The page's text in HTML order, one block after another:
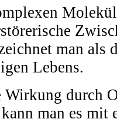
man als
Lebens.
Wirkung durch
man es mit